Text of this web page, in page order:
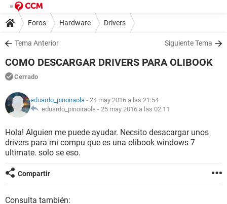
Foros Hardware Drivers
Tema Anterior Siguiente Tema
COMO DESCARGAR DRIVERS PARA OLIBOOK
Cerrado
eduardo_pinoiraola - 24 may 2016 a las 21:54
eduardo_pinoiraola - 25 may 2016 a las 02:11
Hola! Alguien me puede ayudar. Necsito desacargar unos
drivers para mi compu que es una olibook windows 7
ultimate. solo se eso.
Compartir
Consulta también: